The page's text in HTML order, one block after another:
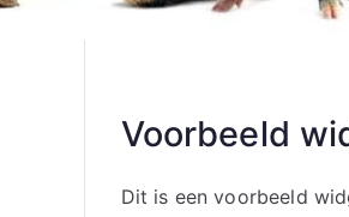
Voorbeeld
Dit is een voorbeeld